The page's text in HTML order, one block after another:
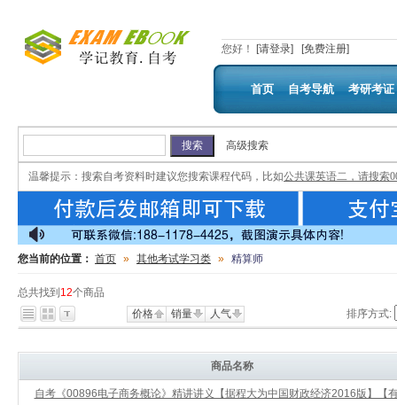
您好 ！ [请登录] [免费注册]
首页 自考导航 考研考证
高级搜索
温馨提示： 搜索自考资料时建议您搜索课程代码，比如公共课英语二，请搜索
您当前的位置： 首页 » 其他考试学习类 » 精算师
总共找到 12个商品
价格
销量 人气 排序方式:
商品名称
自考《00896电子商务概论》精讲讲义【据程大为中国财政经济2016版】【